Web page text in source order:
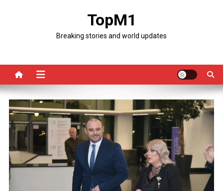
TopM1
Breaking stories and world updates